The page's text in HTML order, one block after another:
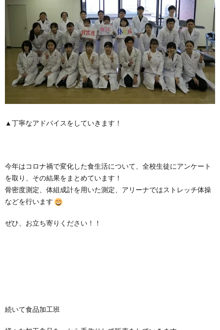
▲丁寧なアドバイスをしていきます！
今年はコロナ禍で変化した食生活について、全校生徒にアンケート
を取り、その結果をまとめています！
骨密度測定、体組成計を用いた測定、アリーナではストレッチ体操
などを行います
ぜひ、お立ち寄りください！！
続いて食品加工班